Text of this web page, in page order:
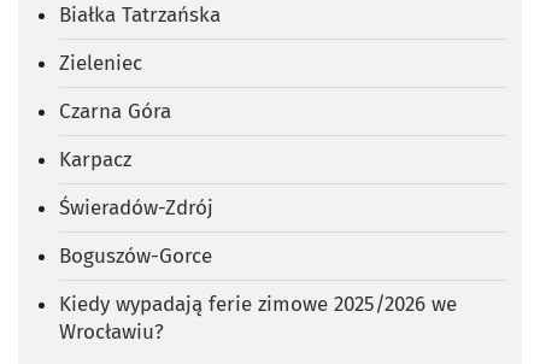
Białka Tatrzańska
Zieleniec
Czarna Góra
Karpacz
Świeradów-Zdrój
Boguszów-Gorce
Kiedy wypadają ferie zimowe 2025/2026 we
Wrocławiu?